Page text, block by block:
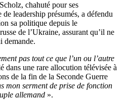
chahuté pour ses
leadership présumés, a défendu
sa politique depuis le
de l’Ukraine, assurant qu’il ne
demande.
pas tout ce que l’un ou l’autre
dans une rare allocution télévisée à
de la fin de la Seconde Guerre
mon serment de prise de fonction
allemand ».